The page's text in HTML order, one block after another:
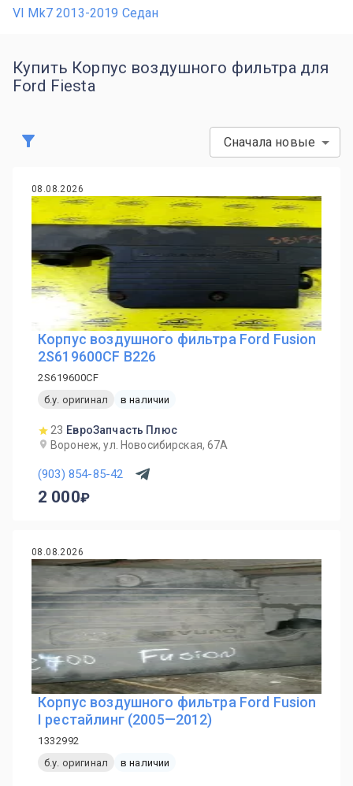
VI Mk7 2013-2019 Седан
Купить Корпус воздушного фильтра для
Ford Fiesta
Сначала новые
08.08.2026
Корпус воздушного фильтра Ford Fusion
2S619600CF B226
2S619600CF
б.у. оригинал
в наличии
23 ЕвроЗапчасть Плюс
Воронеж, ул. Новосибирская, 67А
(903) 854-85-42
2 000
08.08.2026
Корпус воздушного фильтра Ford Fusion
I рестайлинг (2005—2012)
1332992
б.у. оригинал
в наличии